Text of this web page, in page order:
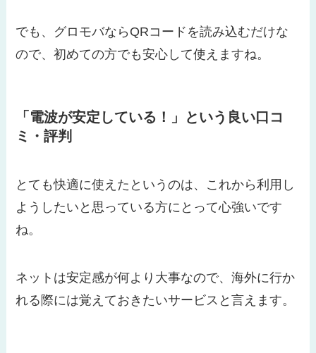
でも、グロモバならQRコードを読み込むだけな
ので、初めての方でも安心して使えますね。
「電波が安定している！」という良い口コ
ミ・評判
とても快適に使えたというのは、これから利用し
ようしたいと思っている方にとって心強いです
ね。
ネットは安定感が何より大事なので、海外に行か
れる際には覚えておきたいサービスと言えます。